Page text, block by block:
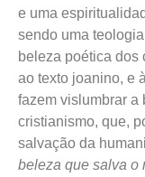
e uma
sendo uma
beleza poética dos
ao texto joanino, e
fazem vislumbrar a
cristianismo, que,
salvação da
beleza que salva o